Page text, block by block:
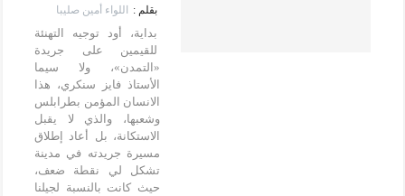
اللواء أمين صليبا
بداية، أود توجيه التهنئة
للقيمين على جريدة
«التمدن»، ولا سيما
الأستاذ فايز سنكري، هذا
الانسان المؤمن بطرابلس
وشعبها، والذي لا يقبل
الاستكانة، بل أعاد إطلاق
مسيرة جريدته في مدينة
تشكل لي نقطة ضعف،
حيث كانت بالنسبة لجيلنا